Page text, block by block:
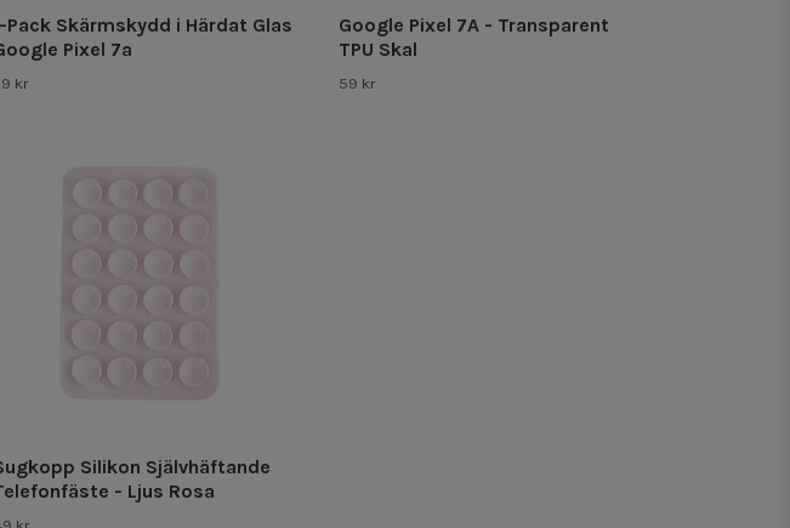
Pack Skärmskydd i Härdat Glas
Pixel 7a
kr
Google Pixel 7A - Transparent
TPU Skal
59 kr
Silikon Självhäftande
- Ljus Rosa